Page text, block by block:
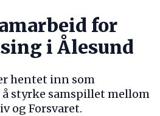
for
i Ålesund
hentet inn som
styrke samspillet mellom
og Forsvaret.